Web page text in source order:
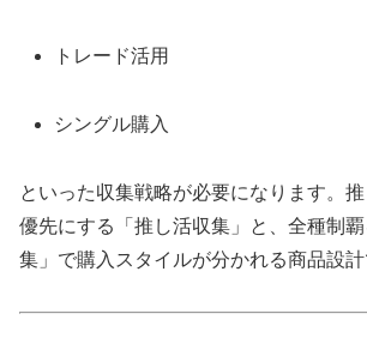
トレード活用
シングル購入
といった収集戦略が必要になります。
優先にする「推し活収集」と、全種制
集」で購入スタイルが分かれる商品設計